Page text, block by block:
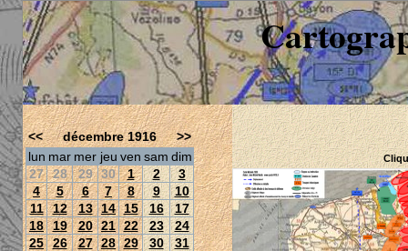
<< décembre 1916
>>
lun mar mer jeu ven sam dim
27 28 29 30 1 2
3
4
5 6 7 8 9
10
11
12 13 14 15 16
17
18 19 20 21 22 23
24
25 26 27 28 29 30 31